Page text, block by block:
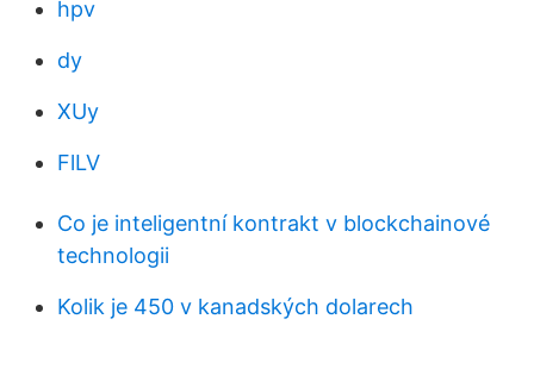
hpv
dy
XUy
FlLV
Co je inteligentní kontrakt v blockchainové
technologii
Kolik je 450 v kanadských dolarech